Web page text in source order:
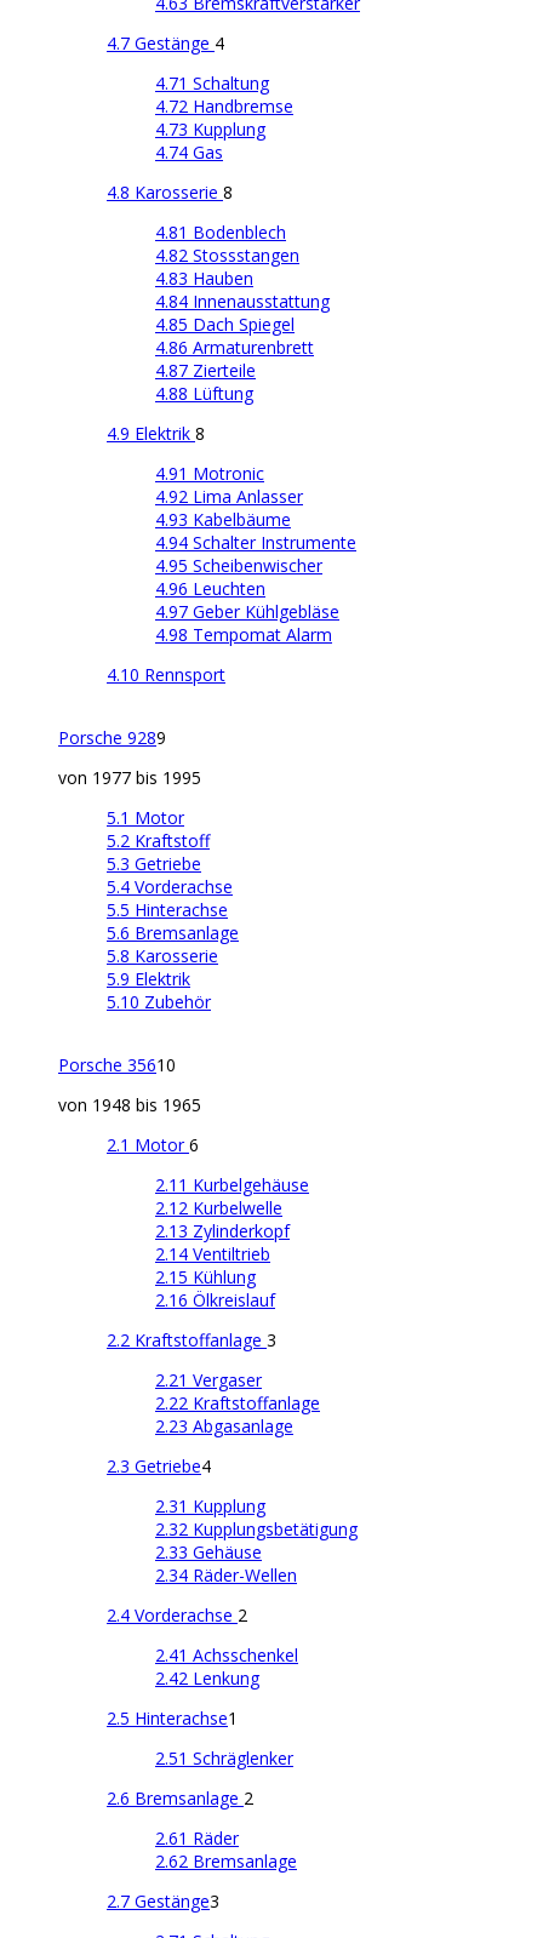
4.7 Gestänge 4
4.71 Schaltung
4.72 Handbremse
4.73 Kupplung
4.74 Gas
4.8 Karosserie 8
4.81 Bodenblech
4.82 Stossstangen
4.83 Hauben
4.84 Innenausstattung
4.85 Dach Spiegel
4.86 Armaturenbrett
4.87 Zierteile
4.88 Lüftung
4.9 Elektrik 8
4.91 Motronic
4.92 Lima Anlasser
4.93 Kabelbäume
4.94 Schalter Instrumente
4.95 Scheibenwischer
4.96 Leuchten
4.97 Geber Kühlgebläse
4.98 Tempomat Alarm
4.10 Rennsport
Porsche 9289
von 1977 bis 1995
5.1 Motor
5.2 Kraftstoff
5.3 Getriebe
5.4 Vorderachse
5.5 Hinterachse
5.6 Bremsanlage
5.8 Karosserie
5.9 Elektrik
5.10 Zubehör
Porsche 35610
von 1948 bis 1965
2.1 Motor6
2.11 Kurbelgehäuse
2.12 Kurbelwelle
2.13 Zylinderkopf
2.14 Ventiltrieb
2.15 Kühlung
2.16 Ölkreislauf
2.2 Kraftstoffanlage 3
2.21 Vergaser
2.22 Kraftstoffanlage
2.23 Abgasanlage
2.3 Getriebe4
2.31 Kupplung
2.32 Kupplungsbetätigung
2.33 Gehäuse
2.34 Räder-Wellen
2.4 Vorderachse 2
2.41 Achsschenkel
2.42 Lenkung
2.5 Hinterachse1
2.51 Schräglenker
2.6 Bremsanlage 2
2.61 Räder
2.62 Bremsanlage
2.7 Gestänge3